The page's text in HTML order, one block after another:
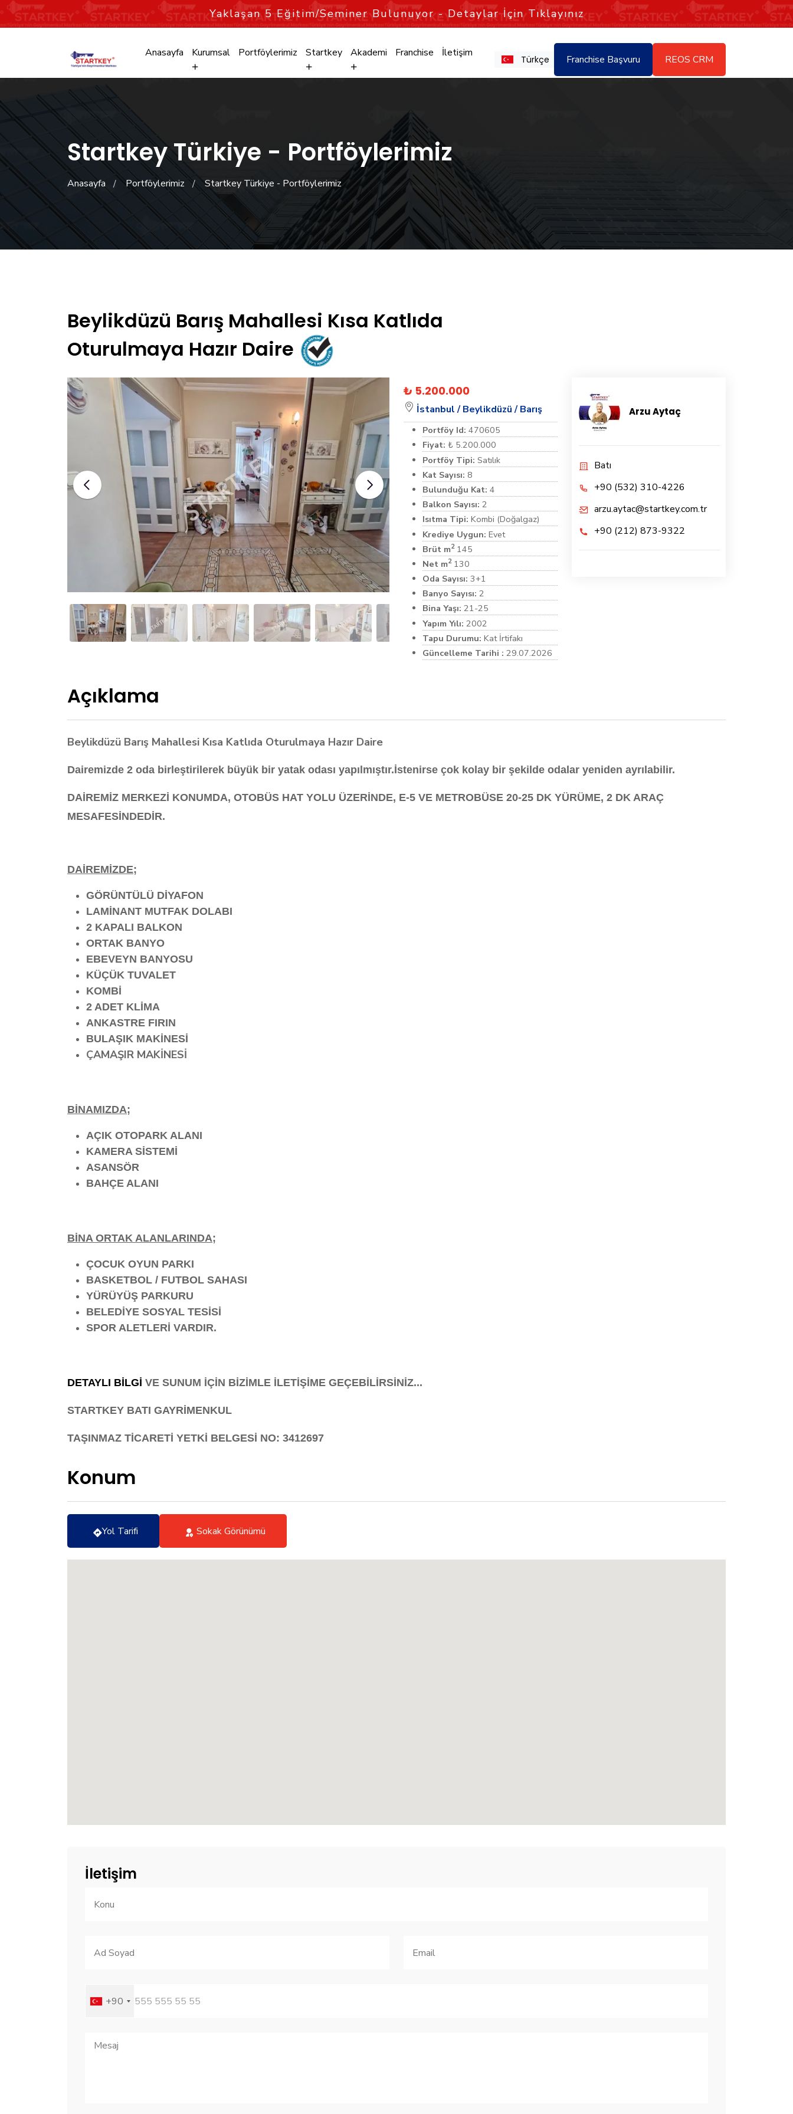
Yaklaşan5Eğitim/Seminer Bulunuyor - Detaylar İçin Tıklayınız
Anasayfa Kurumsal Portföylerimiz Startkey Akademi Franchise İletişim
Türkçe Franchise Başvuru REOS CRM
Startkey Türkiye - Portföylerimiz
Anasayfa Portföylerimiz Startkey Türkiye - Portföylerimiz
Beylikdüzü Barış Mahallesi Kısa Katlıda
Oturulmaya Hazır Daire
₺ 5.200.000
İstanbul / Beylikdüzü / Barış
Portföy Id: 470605
Fiyat: ₺ 5.200.000
Portföy Tipi: Satılık
Kat Sayısı: 8
Bulunduğu Kat: 4
Balkon Sayısı: 2
Isıtma Tipi: Kombi (Doğalgaz)
Krediye Uygun: Evet
Brüt m2145
Net m2130
Oda Sayısı: 3+1
Banyo Sayısı: 2
Bina Yaşı: 21-25
Yapım Yılı: 2002
Tapu Durumu: Kat İrtifakı
Güncelleme Tarihi : 29.07.2026
Arzu Aytaç
Batı
+90 (532) 310-4226
arzu.aytac@startkey.com.tr
+90 (212) 873-9322
Açıklama
Beylikdüzü Barış Mahallesi Kısa Katlıda Oturulmaya Hazır Daire
Dairemizde 2 oda birleştirilerek büyük bir yatak odası yapılmıştır.İstenirse çok kolay bir şekilde odalar yeniden ayrılabilir.
DAİREMİZ MERKEZİ KONUMDA, OTOBÜS HAT YOLU ÜZERİNDE, E-5 VE METROBÜSE 20-25 DK YÜRÜME, 2 DK ARAÇ
MESAFESİNDEDİR.
DAİREMİZDE;
GÖRÜNTÜLÜ DİYAFON
LAMİNANT MUTFAK DOLABI
2 KAPALI BALKON
ORTAK BANYO
EBEVEYN BANYOSU
KÜÇÜK TUVALET
KOMBİ
2 ADET KLİMA
ANKASTRE FIRIN
BULAŞIK MAKİNESİ
ÇAMAŞIR MAKİNESİ
BİNAMIZDA;
AÇIK OTOPARK ALANI
KAMERA SİSTEMİ
ASANSÖR
BAHÇE ALANI
BİNA ORTAK ALANLARINDA;
ÇOCUK OYUN PARKI
BASKETBOL / FUTBOL SAHASI
YÜRÜYÜŞ PARKURU
BELEDİYE SOSYAL TESİSİ
SPOR ALETLERİ VARDIR.
DETAYLI BİLGİ VE SUNUM İÇİN BİZİMLE İLETİŞİME GEÇEBİLİRSİNİZ...
STARTKEY BATI GAYRİMENKUL
TAŞINMAZ TİCARETİ YETKİ BELGESİ NO: 3412697
Konum
Yol Tarifi Sokak Görünümü
İletişim
+90